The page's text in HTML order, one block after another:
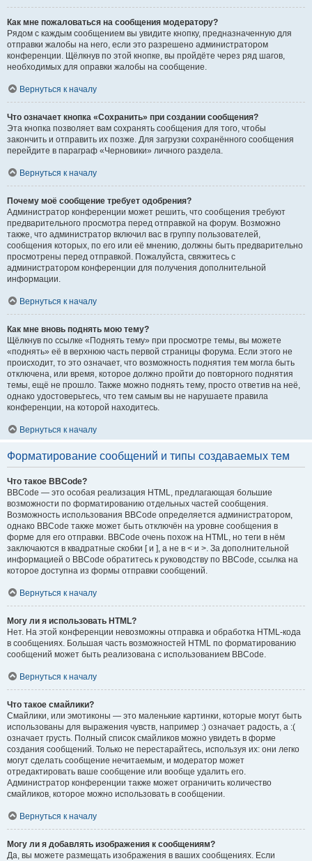
Как мне пожаловаться на сообщения модератору?
Рядом с каждым сообщением вы увидите кнопку, предназначенную для
отправки жалобы на него, если это разрешено администратором
конференции. Щёлкнув по этой кнопке, вы пройдёте через ряд шагов,
необходимых для оправки жалобы на сообщение.
Вернуться к началу
Что означает кнопка «Сохранить» при создании сообщения?
Эта кнопка позволяет вам сохранять сообщения для того, чтобы
закончить и отправить их позже. Для загрузки сохранённого сообщения
перейдите в параграф «Черновики» личного раздела.
Вернуться к началу
Почему моё сообщение требует одобрения?
Администратор конференции может решить, что сообщения требуют
предварительного просмотра перед отправкой на форум. Возможно
также, что администратор включил вас в группу пользователей,
сообщения которых, по его или её мнению, должны быть предварительно
просмотрены перед отправкой. Пожалуйста, свяжитесь с
администратором конференции для получения дополнительной
информации.
Вернуться к началу
Как мне вновь поднять мою тему?
Щёлкнув по ссылке «Поднять тему» при просмотре темы, вы можете
«поднять» её в верхнюю часть первой страницы форума. Если этого не
происходит, то это означает, что возможность поднятия тем могла быть
отключена, или время, которое должно пройти до повторного поднятия
темы, ещё не прошло. Также можно поднять тему, просто ответив на неё,
однако удостоверьтесь, что тем самым вы не нарушаете правила
конференции, на которой находитесь.
Вернуться к началу
Форматирование сообщений и типы создаваемых тем
Что такое BBCode?
BBCode — это особая реализация HTML, предлагающая большие
возможности по форматированию отдельных частей сообщения.
Возможность использования BBCode определяется администратором,
однако BBCode также может быть отключён на уровне сообщения в
форме для его отправки. BBCode очень похож на HTML, но теги в нём
заключаются в квадратные скобки [ и ], а не в < и >. За дополнительной
информацией о BBCode обратитесь к руководству по BBCode, ссылка на
которое доступна из формы отправки сообщений.
Вернуться к началу
Могу ли я использовать HTML?
Нет. На этой конференции невозможны отправка и обработка HTML-кода
в сообщениях. Большая часть возможностей HTML по форматированию
сообщений может быть реализована с использованием BBCode.
Вернуться к началу
Что такое смайлики?
Смайлики, или эмотиконы — это маленькие картинки, которые могут быть
использованы для выражения чувств, например :) означает радость, а :(
означает грусть. Полный список смайликов можно увидеть в форме
создания сообщений. Только не перестарайтесь, используя их: они легко
могут сделать сообщение нечитаемым, и модератор может
отредактировать ваше сообщение или вообще удалить его.
Администратор конференции также может ограничить количество
смайликов, которое можно использовать в сообщении.
Вернуться к началу
Могу ли я добавлять изображения к сообщениям?
Да, вы можете размещать изображения в ваших сообщениях. Если